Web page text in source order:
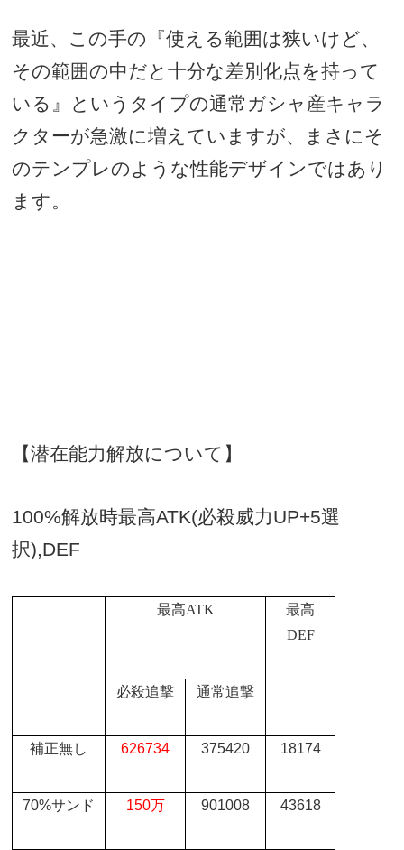
最近、この手の『使える範囲は狭いけど、
その範囲の中だと十分な差別化点を持って
いる』というタイプの通常ガシャ産キャラ
クターが急激に増えていますが、まさにそ
のテンプレのような性能デザインではあり
ます。
【潜在能力解放について】
100%解放時最高ATK(必殺威力UP+5選
択),DEF
最高ATK
最高
DEF
必殺追撃 通常追撃
補正無し 626734 375420 18174
70%サンド 150万 901008 43618